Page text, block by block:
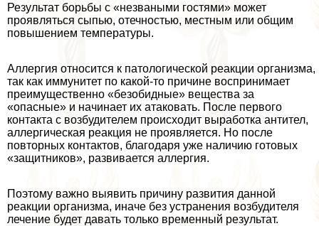
Результат борьбы с «незваными гостями» может
проявляться сыпью, отечностью, местным или общим
повышением температуры.
Аллергия относится к патологической реакции организма,
так как иммунитет по какой-то причине воспринимает
преимущественно «безобидные» вещества за
«опасные» и начинает их атаковать. После первого
контакта с возбудителем происходит выработка антител,
аллергическая реакция не проявляется. Но после
повторных контактов, благодаря уже наличию готовых
«защитников», развивается аллергия.
Поэтому важно выявить причину развития данной
реакции организма, иначе без устранения возбудителя
лечение будет давать только временный результат.